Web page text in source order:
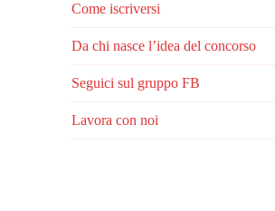
Come iscriversi
Da chi nasce l’idea del concorso
Seguici sul gruppo FB
Lavora con noi